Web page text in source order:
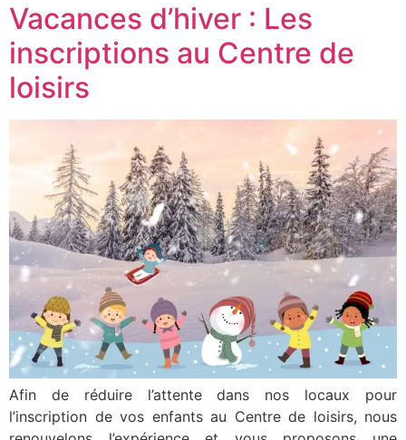
Vacances d’hiver : Les
inscriptions au Centre de
loisirs
Afin de réduire l’attente dans nos locaux pour
l’inscription de vos enfants au Centre de loisirs, nous